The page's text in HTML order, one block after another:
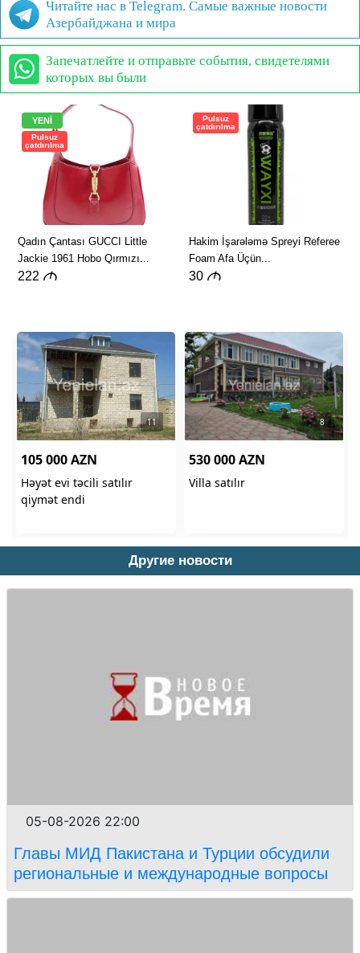
Читайте нас в Telegram. Самые важные новости
Азербайджана и мира
Запечатлейте и отправьте события, свидетелями
которых вы были
Другие новости
05-08-2026 22:00
Главы МИД Пакистана и Турции обсудили
региональные и международные вопросы